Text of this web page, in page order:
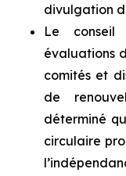
divulgation
Le conseil
évaluations
comités et
de
déterminé
circulaire